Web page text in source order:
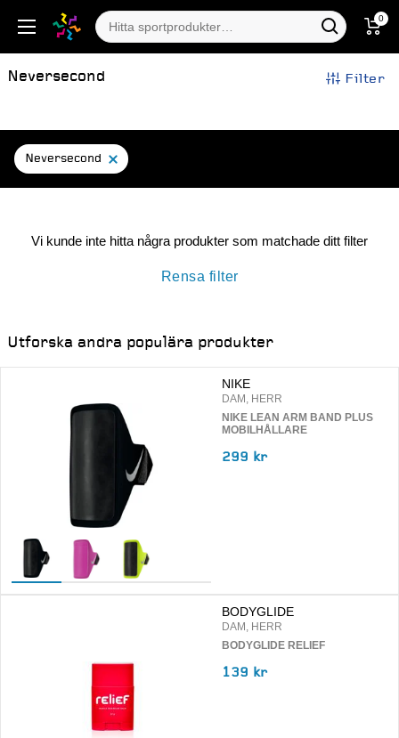
0
Neversecond Filter
Neversecond
Vi kunde inte hitta några produkter som matchade ditt filter
Rensa filter
Utforska andra populära produkter
NIKE
DAM, HERR
NIKE LEAN ARM BAND PLUS
MOBILHÅLLARE
299 kr
BODYGLIDE
DAM, HERR
BODYGLIDE RELIEF
139 kr